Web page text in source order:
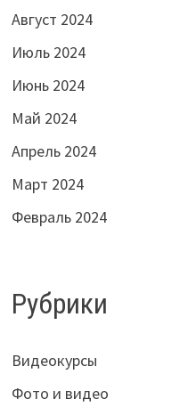
Август 2024
Июль 2024
Июнь 2024
Май 2024
Апрель 2024
Март 2024
Февраль 2024
Рубрики
Видеокурсы
Фото и видео